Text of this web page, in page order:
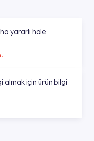
yararlı hale
almak için ürün bilgi